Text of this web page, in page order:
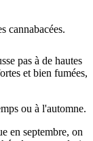
cannabacées.
pas à de hautes
et bien fumées,
ou à l'automne.
en septembre, on